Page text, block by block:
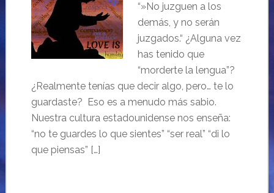
“»No juzguen a los
demás, y no serán
juzgados.“ ¿Alguna vez
has tenido que
“morderte la lengua”?
¿Realmente tenías que decir algo, pero… te lo
guardaste? Eso es a menudo más sabio.
Nuestra cultura estadounidense nos enseña:
“no te guardes lo que sientes” “ser real” “di lo
que piensas” […]